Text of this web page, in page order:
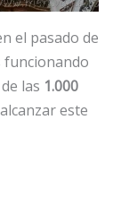
el pasado de
funcionando
las 1.000
este